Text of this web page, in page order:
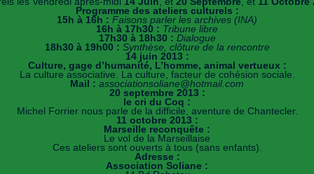
Programme des ateliers culturels :
15h à 16h : Faisons parler les archives (INA)
16h à 17h30 : Tribune libre
17h30 à 18h30 : Dialogue
18h30 à 19h00 : Synthèse, clôture de la rencontre
14 juin 2013 :
Culture, gage d’humanité, L’homme, animal vertueux :
La culture associative. La culture, facteur de cohésion sociale.
Mail : associationsoliane@hotmail.com
20 septembre 2013 :
le cri du Coq :
Michel Forrier nous parle de la difficile, aventure de Chantecler.
11 octobre 2013 :
Marseille reconquête :
Le vol de la Marseillaise
Ces ateliers sont ouverts à tous (sans enfants).
Adresse :
Association Soliane :